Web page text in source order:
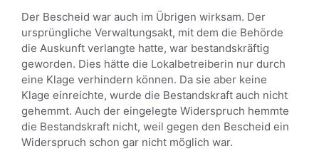
Der Bescheid war auch im Übrigen wirksam. Der
ursprüngliche Verwaltungsakt, mit dem die Behörde
die Auskunft verlangte hatte, war bestandskräftig
geworden. Dies hätte die Lokalbetreiberin nur durch
eine Klage verhindern können. Da sie aber keine
Klage einreichte, wurde die Bestandskraft auch nicht
gehemmt. Auch der eingelegte Widerspruch hemmte
die Bestandskraft nicht, weil gegen den Bescheid ein
Widerspruch schon gar nicht möglich war.